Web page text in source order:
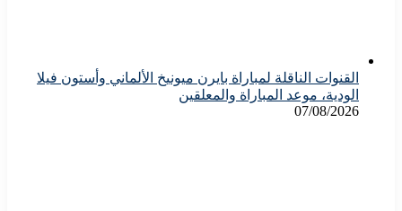
القنوات الناقلة لمباراة بايرن ميونيخ الألماني وأستون فيلا
الودية، موعد المباراة والمعلقين
07/08/2026